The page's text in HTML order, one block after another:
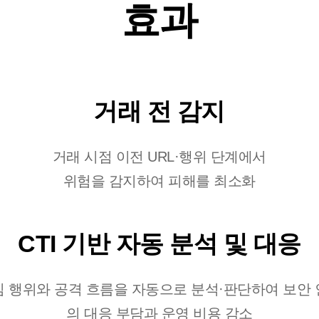
효과
거래 전 감지
거래 시점 이전 URL·행위 단계에서
위험을 감지하여 피해를 최소화
CTI 기반 자동 분석 및 대응
행위와 공격 흐름을 자동으로 분석·판단하여 보안
의 대응 부담과 운영 비용 감소